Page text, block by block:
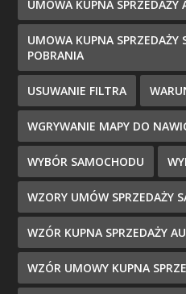
UMOWA KUPNA SPRZEDAŻY
UMOWA KUPNA SPRZEDAŻY
POBRANIA
USUWANIE FILTRA
WGRYWANIE MAPY DO
WYBÓR SAMOCHODU
WZORY UMÓW SPRZEDAŻY
WZÓR KUPNA SPRZEDAŻY
WZÓR UMOWY KUPNA